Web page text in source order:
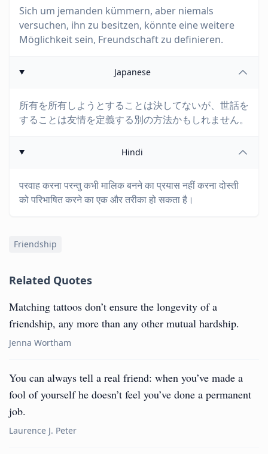
Sich um jemanden kümmern, aber niemals
versuchen, ihn zu besitzen, könnte eine weitere
Möglichkeit sein, Freundschaft zu definieren.
Japanese
所有を所有しようとすることは決してないが、世話を
することは友情を定義する別の方法かもしれません。
Hindi
परवाह करना परन्तु कभी मालिक बनने का प्रयास नहीं करना दोस्ती
को परिभाषित करने का एक और तरीका हो सकता है।
Friendship
Related Quotes
Matching tattoos don’t ensure the longevity of a
friendship, any more than any other mutual hardship.
Jenna Wortham
You can always tell a real friend: when you’ve made a
fool of yourself he doesn’t feel you’ve done a permanent
job.
Laurence J. Peter